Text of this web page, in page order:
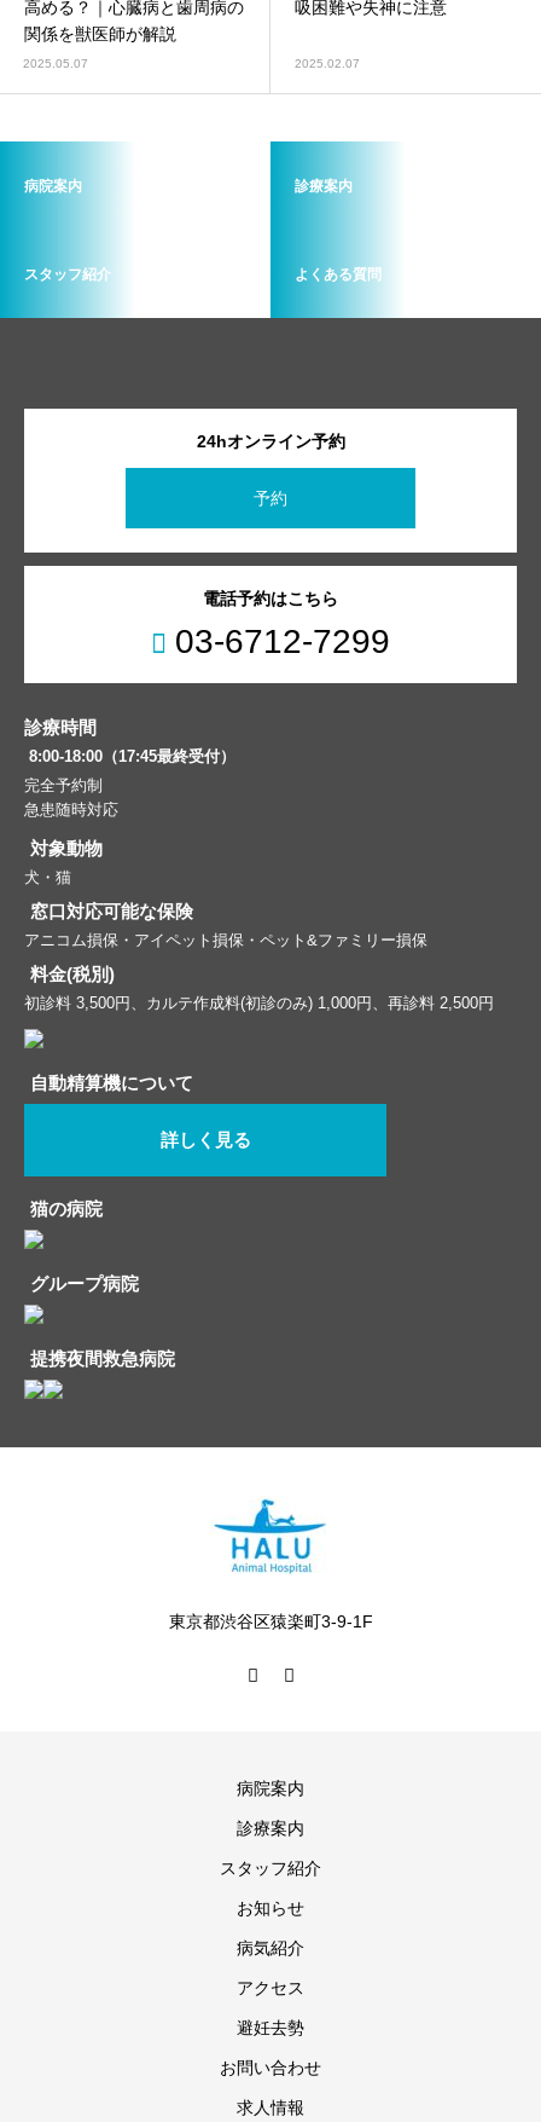
高める？｜心臓病と歯周病の
関係を獣医師が解説
2025.05.07
吸困難や失神に注意
2025.02.07
病院案内 診療案内
スタッフ紹介 よくある質問
24hオンライン予約
予約
電話予約はこちら
03-6712-7299
診療時間
8:00-18:00（17:45最終受付）
完全予約制
急患随時対応
対象動物
犬・猫
窓口対応可能な保険
アニコム損保・アイペット損保・ペット&ファミリー損保
料金(税別)
初診料 3,500円、カルテ作成料(初診のみ) 1,000円、再診料 2,500円
自動精算機について
詳しく見る
猫の病院
グループ病院
提携夜間救急病院
東京都渋谷区猿楽町3-9-1F
病院案内
診療案内
スタッフ紹介
お知らせ
病気紹介
アクセス
避妊去勢
お問い合わせ
求人情報